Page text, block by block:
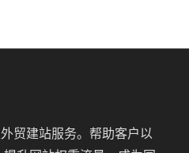
贸建站服务。帮助客户以